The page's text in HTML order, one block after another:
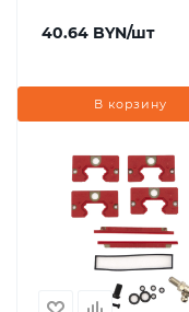
40.64 BYN/шт
В корзину